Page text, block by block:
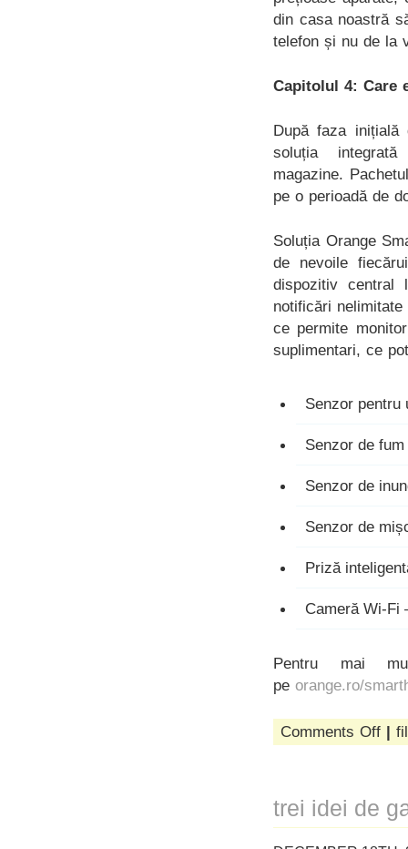
din casa noastră
telefon și nu de la
Capitolul 4: Care
După faza
soluția
magazine.
pe o perioadă de
Soluția Orange
de nevoile
dispozitiv central
notificări
ce permite
suplimentari, ce
Senzor pentru
Senzor de
Senzor de
Senzor de
Priză
Cameră Wi-Fi
Pentru mai
pe orange.ro/
Comments Offon
mrs.
|
trei idei de